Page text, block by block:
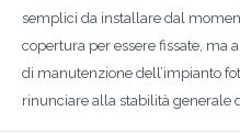
semplici da installare dal
copertura per essere fissate, ma
di manutenzione dell’impianto
rinunciare alla stabilità generale